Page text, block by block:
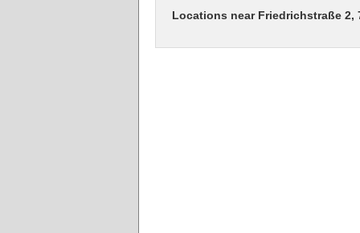
Locations near Friedrichstraße 2,